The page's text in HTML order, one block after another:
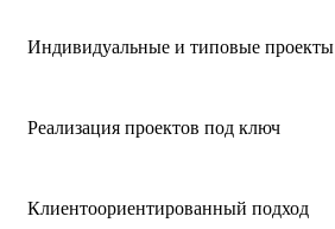
Индивидуальные и типовые проекты
Реализация проектов под ключ
Клиентоориен­тированный подход